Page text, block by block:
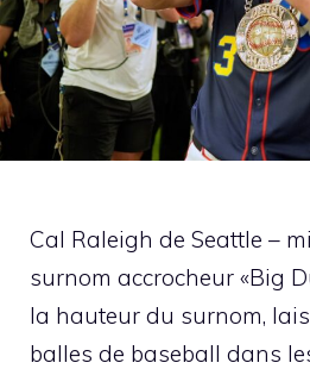
Cal Raleigh de Seattle –
surnom accrocheur «Big
la hauteur du surnom,
balles de baseball dans